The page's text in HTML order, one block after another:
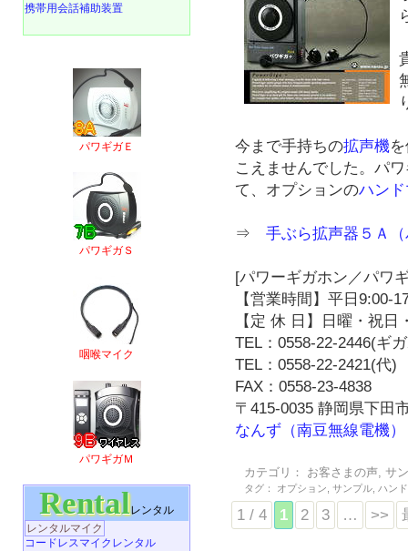
今まで手持ちの拡声機
こえませんでした。パ
て、オプションのハン
⇒手ぶら拡声器５Ａ
[パワーギガホン／パワ
【営業時間】平日9:00-
【定 休 日】日曜・祝日
TEL：0558-22-2446(ギ
TEL：0558-22-2421(代)
FAX：0558-23-4838
〒415-0035 静岡県下田
なんず（南豆無線電機）
カテゴリ： お客さまの声 ,サ
タグ： オプション サンプル ハン
1 / 4 1 2 3 … >>
携帯用会話補助装置
パワギガＥ
パワギガＳ
咽喉マイク
パワギガＭ
Rentalレンタル
レンタルマイク
コードレスマイクレンタル